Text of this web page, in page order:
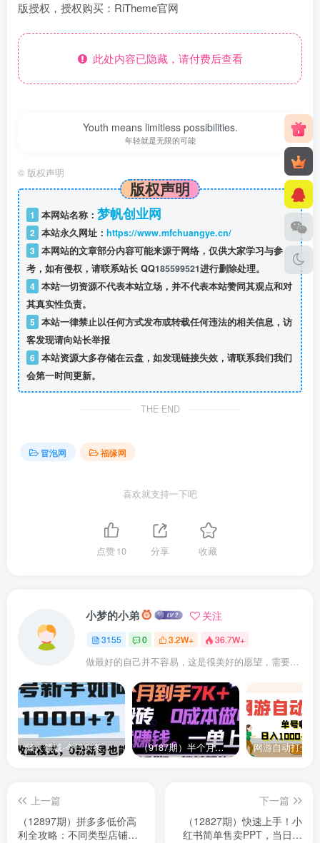
版授权，授权购买：RiTheme官网
此处内容已隐藏，请付费后查看
Youth means limitless possibilities.
年轻就是无限的可能
© 版权声明
版权声明
1 本网站名称： 梦帆创业网
2 本站永久网址： https://www.mfchuangye.cn/
3 本网站的文章部分内容可能来源于网络，仅供大家学习与参
考，如有侵权，请联系站长 QQ185599521进行删除处理。
4 本站一切资源不代表本站立场，并不代表本站赞同其观点和对
其真实性负责。
5 本站一律禁止以任何方式发布或转载任何违法的相关信息，访
客发现请向站长举报
6 本站资源大多存储在云盘，如发现链接失效，请联系我们我们
会第一时间更新。
THE END
冒泡网 福缘网
喜欢就支持一下吧
点赞10 分享 收藏
小梦的小弟 关注
3155 0 3.2W+ 36.7W+
做最好的自己并不容易，这是很美好的愿望，需要耐心、坚持和毅力
懒人领域·今日头条项目玩法，头条中视频项目，单号收益在50—500可批量￼ （9187期）半个月收益7K+，无脑搬砖，0成本做中间商，转手就赚钱，一单上百块，单…
上一篇
（12897期）拼多多低价高
利全攻略：不同类型店铺配
下一篇
（12827期）快速上手！小
红书简单售卖PPT，当日变